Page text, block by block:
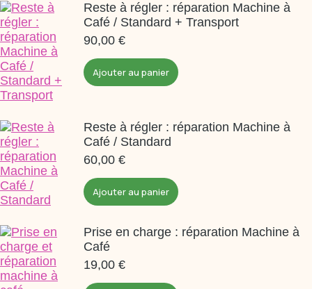
Reste à régler : réparation Machine à
Café / Standard + Transport
90,00 €
Ajouter au panier
Reste à régler : réparation Machine à
Café / Standard
60,00 €
Ajouter au panier
Prise en charge : réparation Machine à
Café
19,00 €